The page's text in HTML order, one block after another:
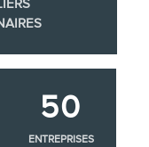
50
ENTREPRISES